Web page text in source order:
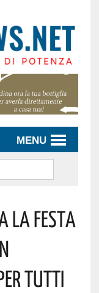
MENU
La Festa
Tutti